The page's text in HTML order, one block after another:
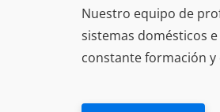
Nuestro equipo de
sistemas domésticos
constante formación